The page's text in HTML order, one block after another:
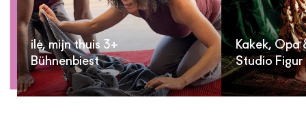
ilė, mijn thuis 3+
Bühnenbiest
Kakek, Opa
Studio